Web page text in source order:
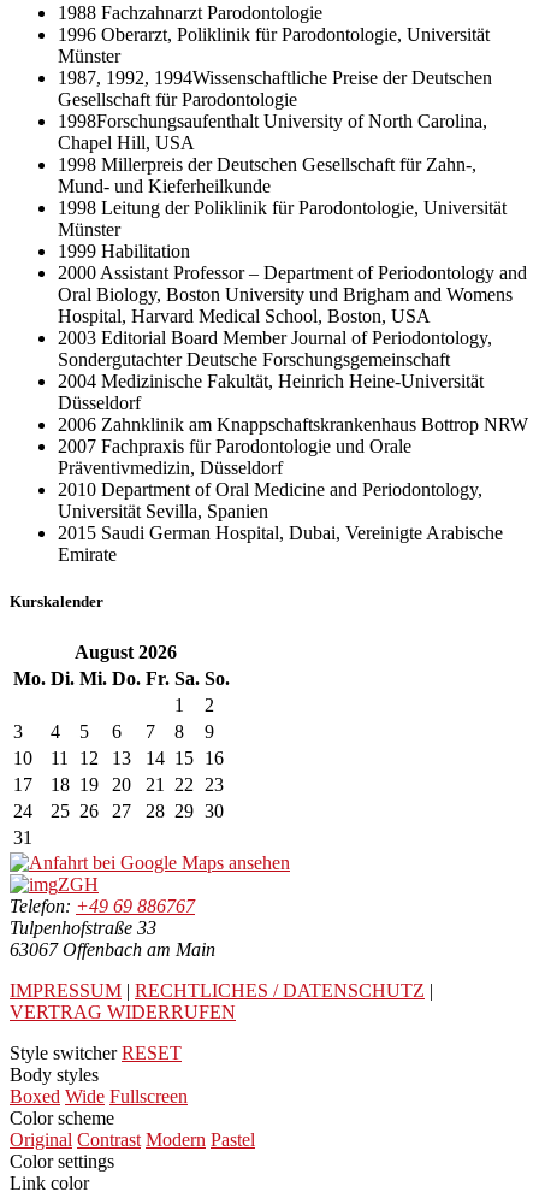
1988 Fachzahnarzt Parodontologie
1996 Oberarzt, Poliklinik für Parodontologie, Universität
Münster
1987, 1992, 1994Wissenschaftliche Preise der Deutschen
Gesellschaft für Parodontologie
1998Forschungsaufenthalt University of North Carolina,
Chapel Hill, USA
1998 Millerpreis der Deutschen Gesellschaft für Zahn-,
Mund- und Kieferheilkunde
1998 Leitung der Poliklinik für Parodontologie, Universität
Münster
1999 Habilitation
2000 Assistant Professor – Department of Periodontology and
Oral Biology, Boston University und Brigham and Womens
Hospital, Harvard Medical School, Boston, USA
2003 Editorial Board Member Journal of Periodontology,
Sondergutachter Deutsche Forschungsgemeinschaft
2004 Medizinische Fakultät, Heinrich Heine-Universität
Düsseldorf
2006 Zahnklinik am Knappschaftskrankenhaus Bottrop NRW
2007 Fachpraxis für Parodontologie und Orale
Präventivmedizin, Düsseldorf
2010 Department of Oral Medicine and Periodontology,
Universität Sevilla, Spanien
2015 Saudi German Hospital, Dubai, Vereinigte Arabische
Emirate
Kurskalender
August 2026
Mo. Di. Mi. Do. Fr. Sa. So.
1
2
3
4 5 6 7 8
9
10
11 12 13 14 15 16
17
18 19 20 21 22
23
24
25 26 27 28 29 30
31
ZGH
Telefon: +49 69 886767
Tulpenhofstraße 33
63067 Offenbach am Main
IMPRESSUM | RECHTLICHES / DATENSCHUTZ |
VERTRAG WIDERRUFEN
Style switcher RESET
Body styles
Boxed Wide Fullscreen
Color scheme
Original Contrast Modern Pastel
Color settings
Link color